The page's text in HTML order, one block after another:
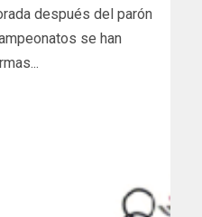
después del parón
se han